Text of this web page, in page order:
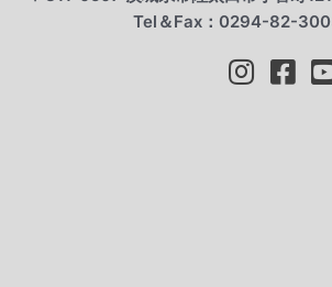
Tel＆Fax：0294-82-